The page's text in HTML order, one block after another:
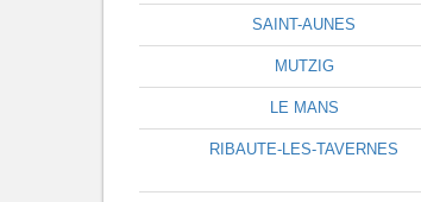
SAINT-AUNES
MUTZIG
LE MANS
RIBAUTE-LES-TAVERNES